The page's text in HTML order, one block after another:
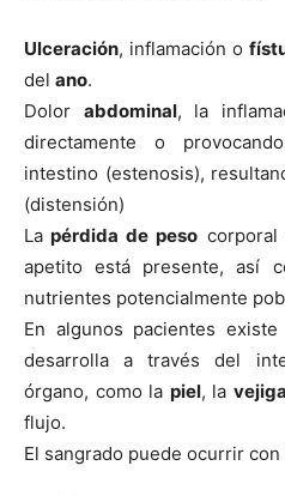
Ulceración, inflamación o
del ano.
Dolor abdominal, la
directamente o
intestino (estenosis),
(distensión)
La pérdida de peso
apetito está presente, así­
nutrientes potencialmente
En algunos pacientes
desarrolla a través del
órgano, como la piel, lavejiga
flujo.
El sangrado puede ocurrir con